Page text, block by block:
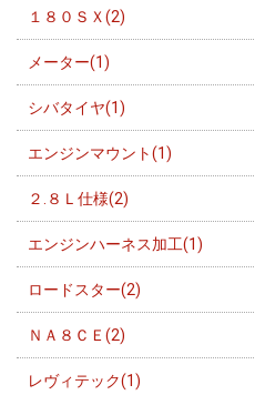
１８０ＳＸ(2)
メーター(1)
シバタイヤ(1)
エンジンマウント(1)
２.８Ｌ仕様(2)
エンジンハーネス加工(1)
ロードスター(2)
ＮＡ８ＣＥ(2)
レヴィテック(1)